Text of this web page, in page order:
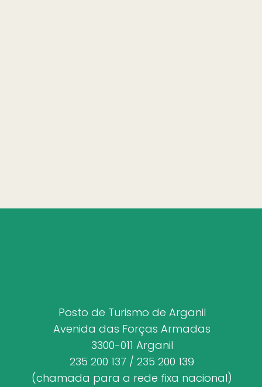
Posto de Turismo de Arganil
Avenida das Forças Armadas
3300-011 Arganil
235 200 137 / 235 200 139
(chamada para a rede fixa nacional)